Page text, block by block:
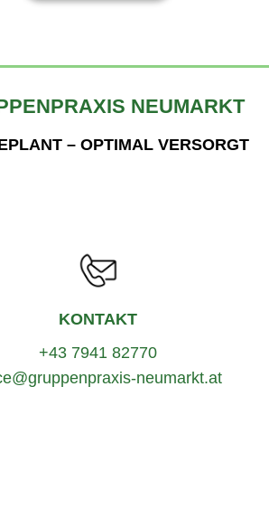
NEUMARKT
– OPTIMAL VERSORGT
KONTAKT
+43 7941 82770
neumarkt.at